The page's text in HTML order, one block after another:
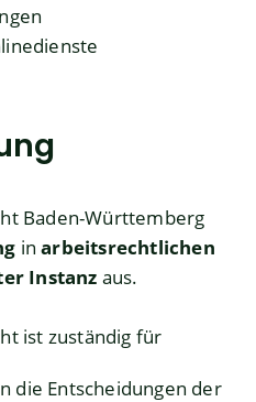
Baden-Württemberg
inarbeitsrechtlichen
Instanz aus.
ist zuständig für
die Entscheidungen der